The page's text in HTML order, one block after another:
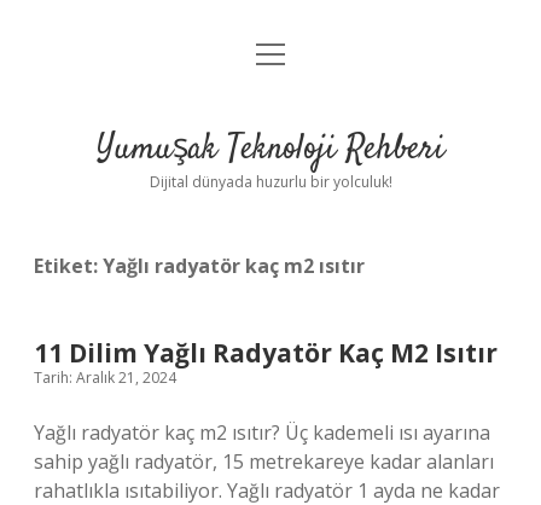
Anasayfa
Yasal Uyarı
menüyü
Yumuşak Teknoloji Rehberi
Dijital dünyada huzurlu bir yolculuk!
Etiket:Yağlı radyatör kaç m2 ısıtır
11 Dilim Yağlı Radyatör Kaç M2 Isıtır
Tarih: Aralık 21, 2024
Yağlı radyatör kaç m2 ısıtır? Üç kademeli ısı ayarına
sahip yağlı radyatör, 15 metrekareye kadar alanları
rahatlıkla ısıtabiliyor. Yağlı radyatör 1 ayda ne kadar